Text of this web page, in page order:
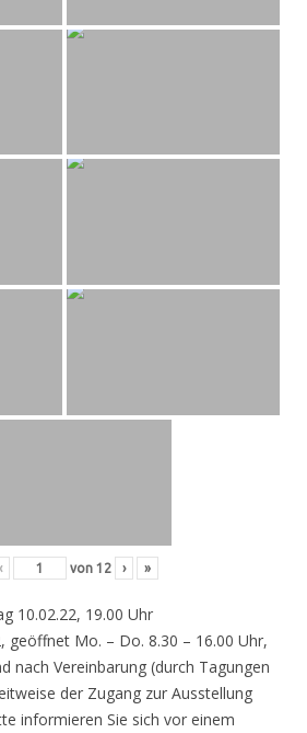
‹ von 12 › »
10.02.22, 19.00 Uhr
geöffnet Mo. – Do. 8.30 – 16.00 Uhr,
nach Vereinbarung (durch Tagungen
der Zugang zur Ausstellung
informieren Sie sich vor einem